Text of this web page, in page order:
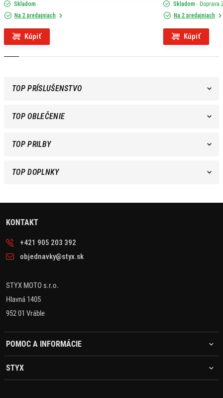
Skladom
Na 2 predajniach
Kúpiť
Skladom - Doprava
Na 2 predajniach
Kúpiť
TOP PRÍSLUŠENSTVO
TOP OBLEČENIE
TOP PRILBY
TOP DOPLNKY
KONTAKT
+421 905 203 392
objednavky@styx.sk
STYX MOTO s.r.o.
Hlavná 1405
952 01 Vráble
POMOC A INFORMÁCIE
STYX